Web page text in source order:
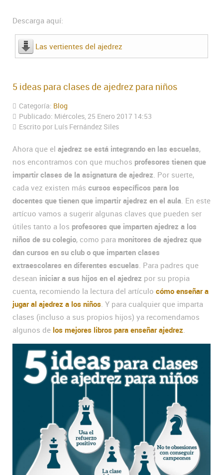
Descarga aquí:
Las vertientes del ajedrez
5 ideas para clases de ajedrez para niños
Categoría: Blog
Publicado: Miércoles, 25 Enero 2017 14:53
Escrito por Luís Fernández Siles
Ahora que el ajedrez se está integrando en las escuelas,
nos encontramos con que muchos profesores tienen que
impartir clases de la asignatura de ajedrez . Por suerte,
cada vez existen más cursos específicos para los
docentes que tienen que impartir ajedrez en el aula . En este
artícuo vamos a sugerir algunas claves que pueden ser
útiles tanto a los profesores que imparten ajedrez a los
niños de su colegio, como para monitores de ajedrez que
dan cursos en su club o que imparten clases
extraescolares en diferentes escuelas . Para padres que
desean iniciar a sus hijos en el ajedrez por su propia
cuenta, recomiendo la lectura del artículo cómo enseñar a
jugar al ajedrez a los niños . Y para cualquier que imparta
clases (incluso a sus propios hijos) ya recomendamos
algunos de los mejores libros para enseñar ajedrez